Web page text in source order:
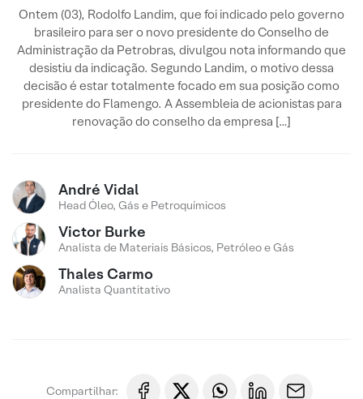
Ontem (03), Rodolfo Landim, que foi indicado pelo governo
brasileiro para ser o novo presidente do Conselho de
Administração da Petrobras, divulgou nota informando que
desistiu da indicação. Segundo Landim, o motivo dessa
decisão é estar totalmente focado em sua posição como
presidente do Flamengo. A Assembleia de acionistas para
renovação do conselho da empresa […]
André Vidal
Head Óleo, Gás e Petroquímicos
Victor Burke
Analista de Materiais Básicos, Petróleo e Gás
Thales Carmo
Analista Quantitativo
Compartilhar: